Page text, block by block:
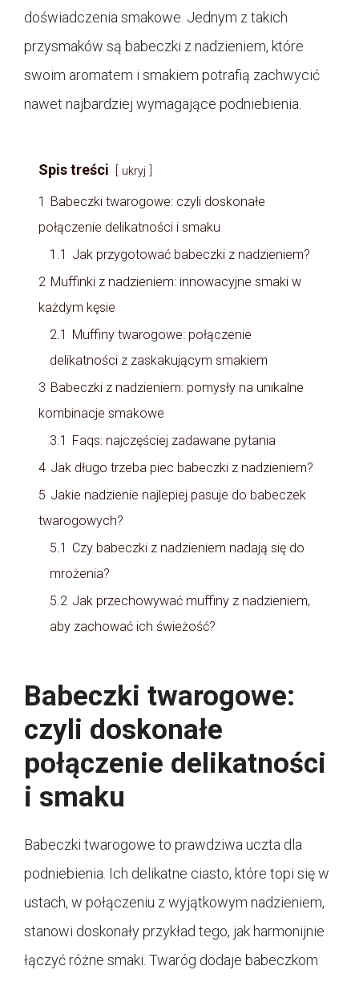
doświadczenia smakowe. Jednym z takich
przysmaków są babeczki z nadzieniem, które
swoim aromatem i smakiem potrafią zachwycić
nawet najbardziej wymagające podniebienia.
Spis treści ukryj
1 Babeczki twarogowe: czyli doskonałe
połączenie delikatności i smaku
1.1 Jak przygotować babeczki z nadzieniem?
2 Muffinki z nadzieniem: innowacyjne smaki w
każdym kęsie
2.1 Muffiny twarogowe: połączenie
delikatności z zaskakującym smakiem
3 Babeczki z nadzieniem: pomysły na unikalne
kombinacje smakowe
3.1 Faqs: najczęściej zadawane pytania
4 Jak długo trzeba piec babeczki z nadzieniem?
5 Jakie nadzienie najlepiej pasuje do babeczek
twarogowych?
5.1 Czy babeczki z nadzieniem nadają się do
mrożenia?
5.2 Jak przechowywać muffiny z nadzieniem,
aby zachować ich świeżość?
Babeczki twarogowe:
czyli doskonałe
połączenie delikatności
i smaku
Babeczki twarogowe to prawdziwa uczta dla
podniebienia. Ich delikatne ciasto, które topi się w
ustach, w połączeniu z wyjątkowym nadzieniem,
stanowi doskonały przykład tego, jak harmonijnie
łączyć różne smaki. Twaróg dodaje babeczkom